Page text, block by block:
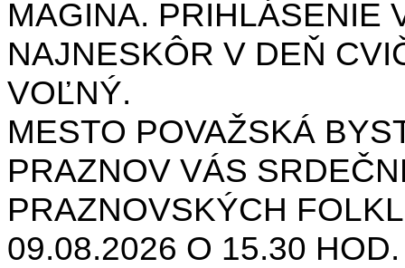
MAGINA. PRIHLÁSENIE
NAJNESKÔR V DEŇ
VOĽNÝ.
MESTO POVAŽSKÁ
PRAZNOV VÁS
PRAZNOVSKÝCH
09.08.2026 O 15.30